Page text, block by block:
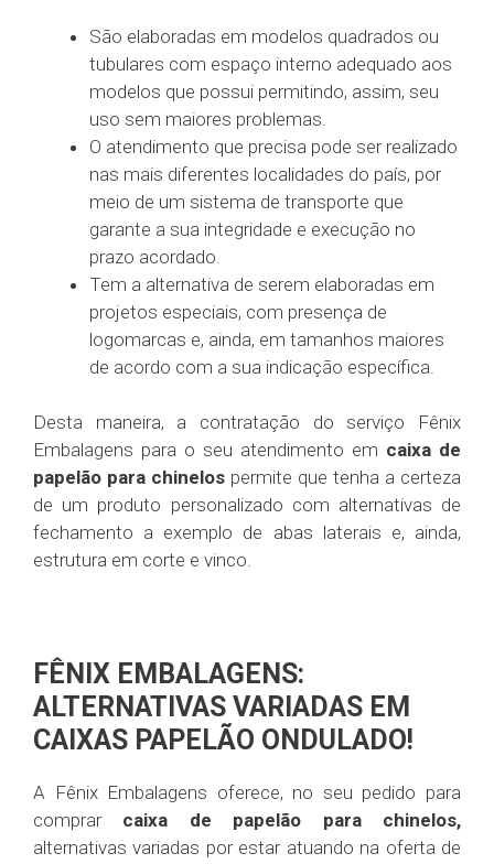
São elaboradas em modelos quadrados ou
tubulares com espaço interno adequado aos
modelos que possui permitindo, assim, seu
uso sem maiores problemas.
O atendimento que precisa pode ser realizado
nas mais diferentes localidades do país, por
meio de um sistema de transporte que
garante a sua integridade e execução no
prazo acordado.
Tem a alternativa de serem elaboradas em
projetos especiais, com presença de
logomarcas e, ainda, em tamanhos maiores
de acordo com a sua indicação específica.
Desta maneira, a contratação do serviço Fênix
Embalagens para o seu atendimento em caixa de
papelão para chinelos permite que tenha a certeza
de um produto personalizado com alternativas de
fechamento a exemplo de abas laterais e, ainda,
estrutura em corte e vinco.
FÊNIX EMBALAGENS:
ALTERNATIVAS VARIADAS EM
CAIXAS PAPELÃO ONDULADO!
A Fênix Embalagens oferece, no seu pedido para
comprar caixa de papelão para chinelos,
alternativas variadas por estar atuando na oferta de